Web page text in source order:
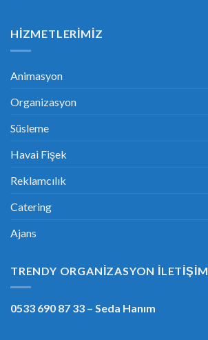
HIZMETLERIMIZ
Animasyon
Organizasyon
Süsleme
Havai Fişek
Reklamcılık
Catering
Ajans
TRENDY ORGANIZASYON İLETIŞIM
0533 690 87 33 – Seda Hanım